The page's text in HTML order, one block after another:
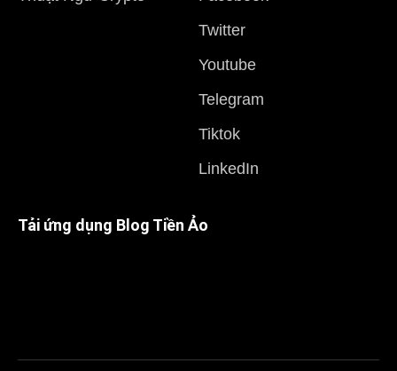
Twitter
Youtube
Telegram
Tiktok
LinkedIn
Tải ứng dụng Blog Tiền Ảo